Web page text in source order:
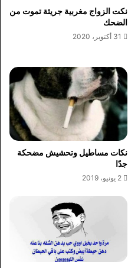
نكت الزواج مغربية جريئة تموت من
الضحك
31 أكتوبر، 2020
نكات مساطيل وتحشيش مضحكة
جدًا
2 يونيو، 2019